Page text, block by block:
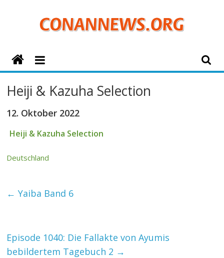
ConanNews.org
Conan
Heiji & Kazuha Selection
12. Oktober 2022
Heiji & Kazuha Selection
Deutschland
← Yaiba Band 6
Episode 1040: Die Fallakte von Ayumis
bebildertem Tagebuch 2 →